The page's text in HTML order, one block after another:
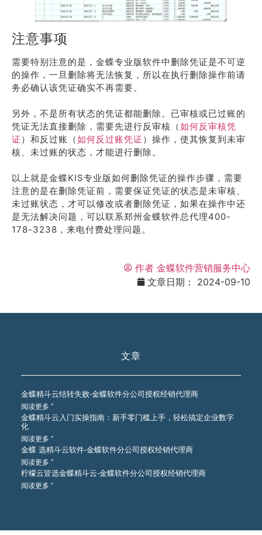
注意事项
需要特别注意的是，金蝶专业版软件中删除凭证是不可逆
的操作，一旦删除将无法恢复，所以在执行删除操作前请
务必确认该凭证确实不再需要。
另外，不是所有状态的凭证都能删除。已审核或已过账的
凭证无法直接删除，需要先进行反审核（如何反审核凭
证 ）和反过账（如何反过账凭证 ）操作，使其恢复到未审
核、未过账的状态，才能进行删除。
以上就是金蝶KIS专业版如何删除凭证的操作步骤，需要
注意的是在删除凭证前，需要保证凭证的状态是未审核、
未过账状态，才可以修改或者删除凭证，如果在操作中还
是无法解决问题，可以联系郑州金蝶软件总代理400-
178-3238，来电付费处理问题。
作者 金蝶软件营销服务中心
文章日期：
2024-09-10
文章
金蝶精斗云结转失败-金蝶软件分公司授权经销代理商
阅读更多 ”
金蝶精斗云入门实操指南：新手零门槛上手，轻松搞定企业数字
化
阅读更多 ”
金蝶 选精斗云软件-金蝶软件分公司授权经销代理商
阅读更多 ”
柠檬云皆选金蝶精斗云-金蝶软件分公司授权经销代理商
阅读更多 ”